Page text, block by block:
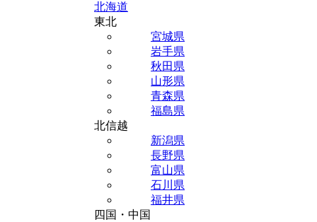
北海道
東北
宮城県
岩手県
秋田県
山形県
青森県
福島県
北信越
新潟県
長野県
富山県
石川県
福井県
四国・中国